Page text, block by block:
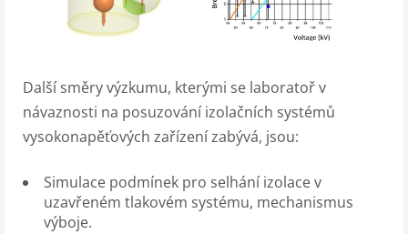
Další směry výzkumu, kterými se laboratoř v
návaznosti na posuzování izolačních systémů
vysokonapěťových zařízení zabývá, jsou:
Simulace podmínek pro selhání izolace v
uzavřeném tlakovém systému, mechanismus
výboje.